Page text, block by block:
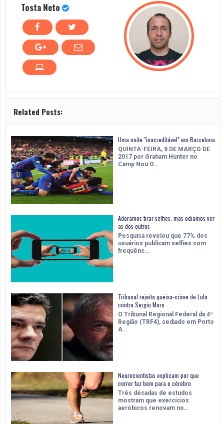
Tosta Neto
Related Posts:
Uma noite "inacreditável" em Barcelona
QUINTA-FEIRA, 9 DE MARÇO DE
2017 por Graham Hunter no
Camp Nou O…
Adoramos tirar selfies, mas odiamos ver
as dos outros
Pesquisa revelou que 77% dos
usuários publicam selfies com
frequênc…
Tribunal rejeita queixa-crime de Lula
contra Sergio Moro
O Tribunal Regional Federal da 4ª
Região (TRF4), sediado em Porto
A…
Neurocientistas explicam por que
correr faz bem para o cérebro
Três décadas de estudos
mostram que exercícios
aeróbicos renovam no…